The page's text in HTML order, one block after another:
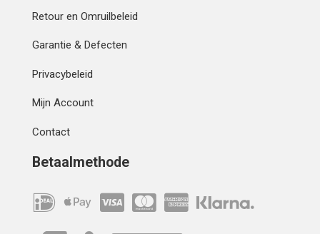
Retour en Omruilbeleid
Garantie & Defecten
Privacybeleid
Mijn Account
Contact
Betaalmethode